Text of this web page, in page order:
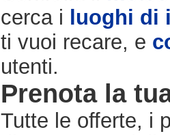
cerca i luoghi di
ti vuoi recare, e
utenti.
Prenota la
Tutte le offerte, i